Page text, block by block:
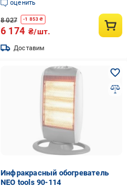
оценить
8 027 -1 853 ₴
6 174 ₴/шт.
Доставим
Инфракрасный обогреватель
NEO tools 90-114